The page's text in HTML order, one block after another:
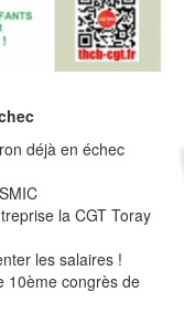
déjà en échec
la CGT Toray
les salaires !
10ème congrès de